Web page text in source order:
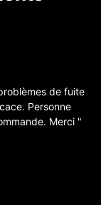
et conforme à la
sympathiques
"